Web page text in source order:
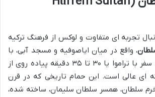
تجربه ای متفاوت و لوکس از فرهنگ ترکیه
، واقع در میان ایاصوفیه و مسجد آبی، با
حدود ۷ تا ۱۰ دقیقه سفر با تراموا یا ۳۰ تا ۳۵ دقیقه پیاده روی از
ای عالی است. این حمام تاریخی که در قرن
سلطان، همسر سلطان سلیمان، ساخته شده،